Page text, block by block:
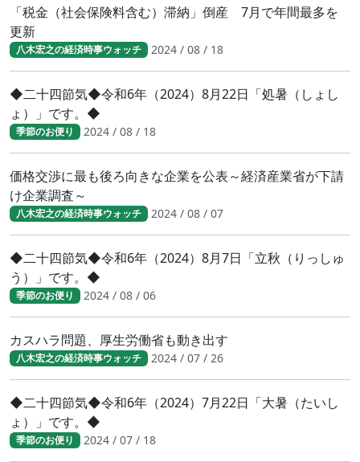
「税金（社会保険料含む）滞納」倒産 7月で年間最多を
更新
八木宏之の経済時事ウォッチ 2024 / 08 / 18
◆二十四節気◆令和6年（2024）8月22日「処暑（しょし
ょ）」です。◆
季節のお便り 2024 / 08 / 18
価格交渉に最も後ろ向きな企業を公表～経済産業省が下請
け企業調査～
八木宏之の経済時事ウォッチ 2024 / 08 / 07
◆二十四節気◆令和6年（2024）8月7日「立秋（りっしゅ
う）」です。◆
季節のお便り 2024 / 08 / 06
カスハラ問題、厚生労働省も動き出す
八木宏之の経済時事ウォッチ 2024 / 07 / 26
◆二十四節気◆令和6年（2024）7月22日「大暑（たいし
ょ）」です。◆
季節のお便り 2024 / 07 / 18